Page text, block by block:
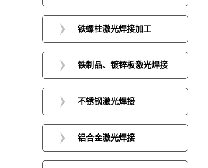
铁螺柱激光焊接加工
铁制品、镀锌板激光焊接
不锈钢激光焊接
铝合金激光焊接